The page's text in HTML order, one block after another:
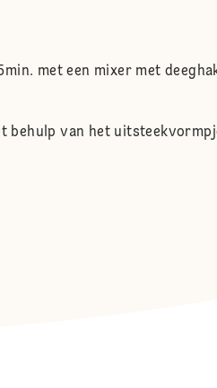
met een mixer met
behulp van het